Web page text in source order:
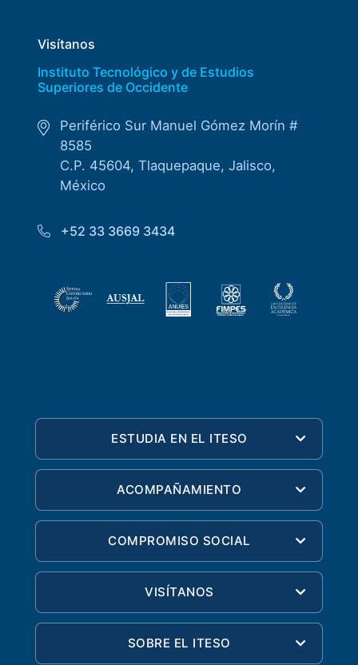
Visítanos
Instituto Tecnológico y de Estudios
Superiores de Occidente
Periférico Sur Manuel Gómez Morín #
8585
C.P. 45604, Tlaquepaque, Jalisco,
México
+52 33 3669 3434
ESTUDIA EN EL ITESO
ACOMPAÑAMIENTO
COMPROMISO SOCIAL
VISÍTANOS
SOBRE EL ITESO